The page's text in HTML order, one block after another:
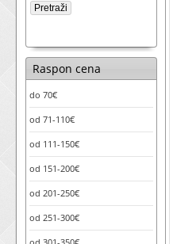
Raspon cena
do 70€
od 71-110€
od 111-150€
od 151-200€
od 201-250€
od 251-300€